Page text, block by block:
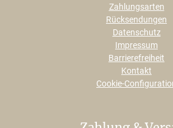
Zahlungsarten
Rücksendungen
Datenschutz
Impressum
Barrierefreiheit
Kontakt
Cookie-